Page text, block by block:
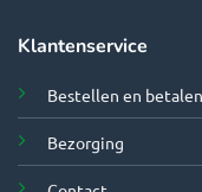
Klantenservice
Bestellen en betalen
Bezorging